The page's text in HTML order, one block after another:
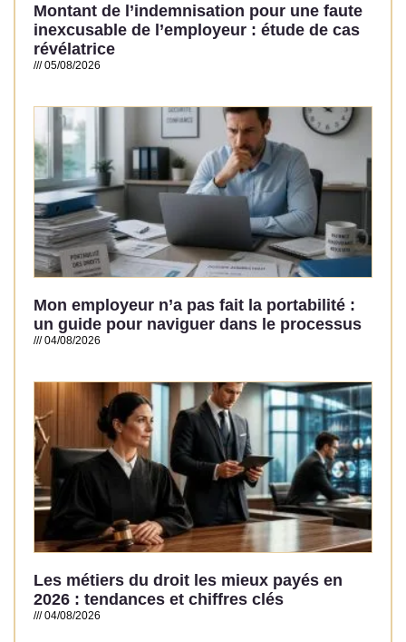
Montant de l’indemnisation pour une faute
inexcusable de l’employeur : étude de cas
révélatrice
05/08/2026
Mon employeur n’a pas fait la portabilité :
un guide pour naviguer dans le processus
04/08/2026
Les métiers du droit les mieux payés en
2026 : tendances et chiffres clés
04/08/2026